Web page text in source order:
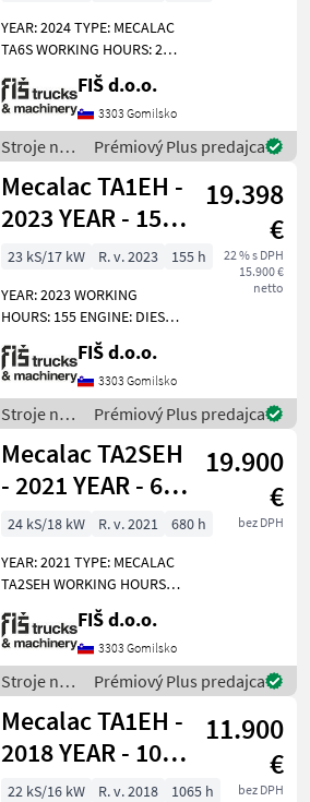
YEAR: 2024 TYPE: MECALAC
TA6S WORKING HOURS: 270
ENGINE: DIESEL PERKINS -
55KW 4X4 DRIVE
AUTOMATIC GEARBOX
QUICK AND SLOW MOVING
SPEED CAMERA LIGHTS
DUMPER
FIŠ d.o.o.
3303 Gomilsko
Stroje na
stavbu /
Mecalac
Prémiový Plus predajca
Mecalac TA1EH -
2023 YEAR - 155
WORKING
19.398
€
22 % s DPH
15.900 €
netto
23 kS/17 kW R. v. 2023
155 h
YEAR: 2023 WORKING
HOURS: 155 ENGINE: DIESEL
KUBOTA - 17.2 KW WEIGHT
1415KG 4X4 HYDROSTATIC
DRIVE CAPACITY 1000KG
TYRES 90% HI-TIPPING
UNLOADING HEIGHT 165CM
FIŠ d.o.o.
3303 Gomilsko
Stroje na
stavbu /
Mecalac
Prémiový Plus predajca
Mecalac TA2SEH
- 2021 YEAR - 680
HOURS - HI-TIP
19.900
€
bez DPH
24 kS/18 kW R. v. 2021
680 h
YEAR: 2021 TYPE: MECALAC
TA2SEH WORKING HOURS:
680 ENGINE: DIESEL
KUBOTA – 18.2KW 4X4
HYDROSTATIC DRIVE
DUMPER WEIGHT 2335KG
CAPACITY 2000KG TYRES
70% HI-TIP
FIŠ d.o.o.
3303 Gomilsko
Stroje na
stavbu /
Mecalac
Prémiový Plus predajca
Mecalac TA1EH -
2018 YEAR - 1065
WORKING
11.900
€
bez DPH
22 kS/16 kW R. v. 2018
1065 h